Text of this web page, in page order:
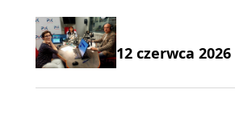
12 czerwca 2026